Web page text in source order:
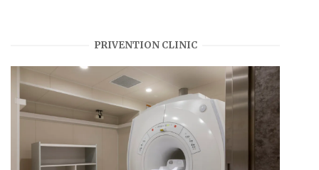
PRIVENTION CLINIC